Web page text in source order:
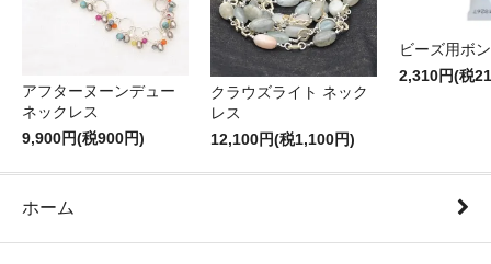
アフターヌーンデュー
ネックレス
9,900円(税900円)
クラウズライト ネック
レス
12,100円(税1,100円)
ビーズ用ボ
2,310円(税
ホーム